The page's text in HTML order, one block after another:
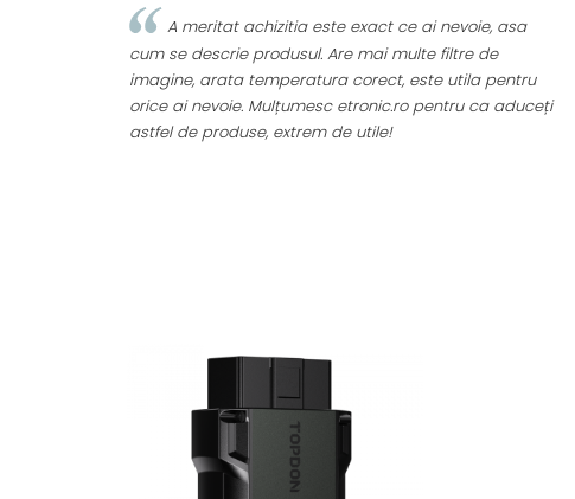
A meritat achizitia este exact ce ai nevoie, asa
cum se descrie produsul. Are mai multe filtre de
imagine, arata temperatura corect, este utila pentru
orice ai nevoie. Mulțumesc etronic.ro pentru ca aduceți
astfel de produse, extrem de utile!